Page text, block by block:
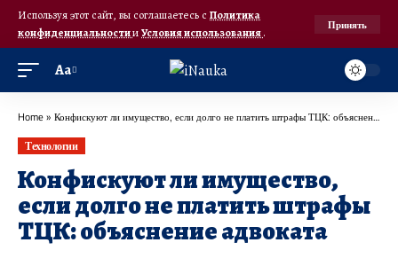
Используя этот сайт, вы соглашаетесь с Политика
конфиденциальностииУсловия использования.
Принять
Аа
Home » Конфискуют ли имущество, если долго не платить штрафы ТЦК: объяснение адвоката
Технологии
Конфискуют ли имущество,
если долго не платить штрафы
ТЦК: объяснение адвоката